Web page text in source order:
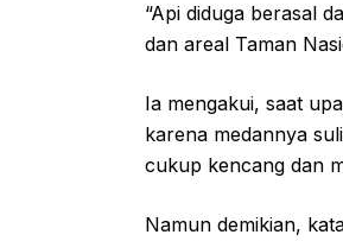
“Api diduga berasal
dan areal Taman
Ia mengakui, saat
karena medannya
cukup kencang dan
Namun demikian,